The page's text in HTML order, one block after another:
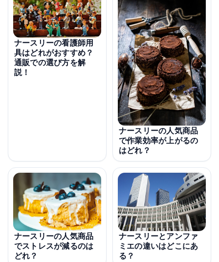
ナースリーの看護師用
具はどれがおすすめ？
通販での選び方を解
説！
ナースリーの人気商品
で作業効率が上がるの
はどれ？
ナースリーの人気商品
でストレスが減るのは
どれ？
ナースリーとアンファ
ミエの違いはどこにあ
る？